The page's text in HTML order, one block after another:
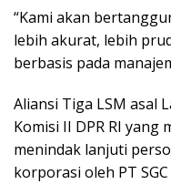
“Kami akan
lebih akurat, lebih
berbasis pada
Aliansi Tiga LSM asal
Komisi II DPR RI
menindak lanjuti
korporasi oleh PT